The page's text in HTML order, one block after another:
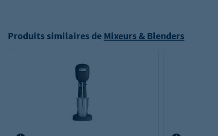
Produits similaires deMixeurs & Blenders